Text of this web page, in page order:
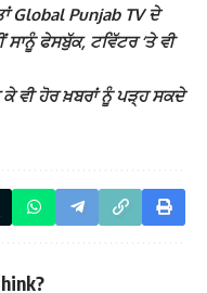
Global Punjab TV ਦੇ
ਫੇਸਬੁੱਕ, ਟਵਿੱਟਰ ‘ਤੇ ਵੀ
ਵੀ ਹੋਰ ਖ਼ਬਰਾਂ ਨੂੰ ਪੜ੍ਹ ਸਕਦੇ